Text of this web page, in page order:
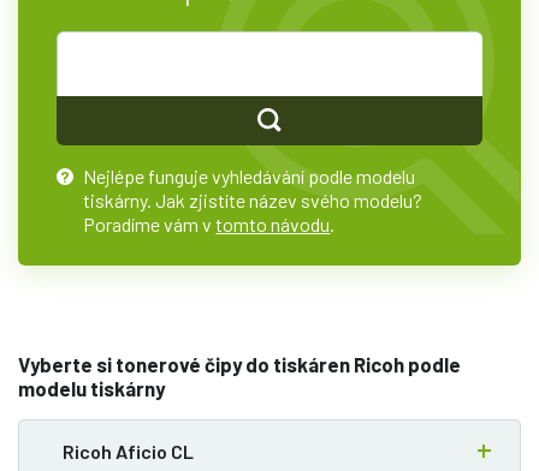
?
Nejlépe funguje vyhledávání podle modelu
tiskárny. Jak zjistíte název svého modelu?
Poradíme vám vtomto návodu
Vyberte si tonerové čipy do tiskáren Ricoh podle
modelu tiskárny
Ricoh Aficio CL